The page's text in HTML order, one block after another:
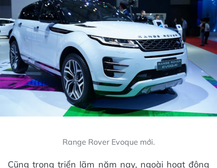
Range Rover Evoque mới.
Cũng trong triển lãm năm nay, ngoài hoạt động